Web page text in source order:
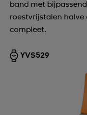
band met
roestvrijstalen halve
compleet.
YVS529